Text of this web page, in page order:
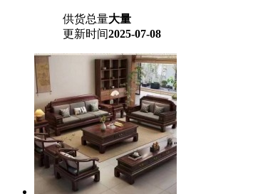
供货总量大量
更新时间2025-07-08